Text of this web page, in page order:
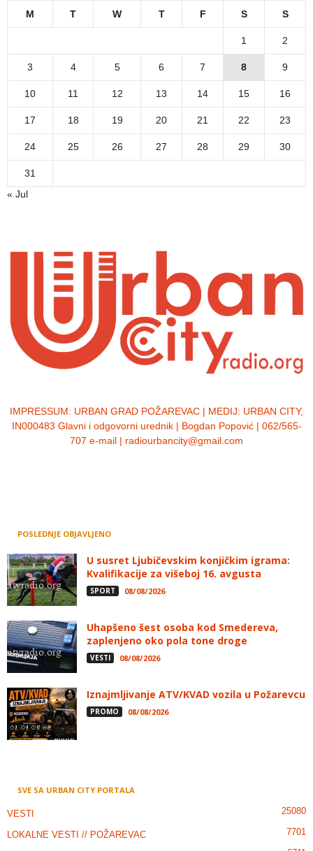
M T W T F S S
1 2
3 4 5 6 7 8 9
10 11 12 13 14 15 16
17 18 19 20 21 22 23
24 25 26 27 28 29 30
31
« Jul
IMPRESSUM: URBAN GRAD POŽAREVAC | MEDIJ: URBAN CITY,
IN000483 Glavni i odgovorni urednik | Bogdan Popović | 062/565-
707 e-mail | radiourbancity@gmail.com
POSLEDNJE OBJAVLJENO
U susret Ljubičevskim konjičkim igrama:
Kvalifikacije za višeboj 16. avgusta
SPORT 08/08/2026
Uhapšeno šest osoba kod Smedereva,
zaplenjeno oko pola tone droge
VESTI 08/08/2026
Iznajmljivanje ATV/KVAD vozila u Požarevcu
PROMO 08/08/2026
SVE SA URBAN CITY PORTALA
VESTI 25080
LOKALNE VESTI // POŽAREVAC 7701